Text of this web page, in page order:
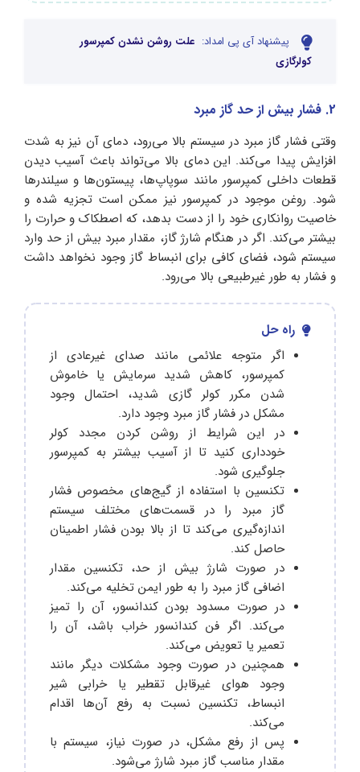
پیشنهاد آی پی امداد: علت روشن نشدن کمپرسور
کولرگازی
2. فشار بیش از حد گاز مبرد
وقتی فشار گاز مبرد در سیستم بالا می‌رود، دمای آن نیز به شدت
افزایش پیدا می‌کند. این دمای بالا می‌تواند باعث آسیب دیدن
قطعات داخلی کمپرسور مانند سوپاپ‌ها، پیستون‌ها و سیلندرها
شود. روغن موجود در کمپرسور نیز ممکن است تجزیه شده و
خاصیت روانکاری خود را از دست بدهد، که اصطکاک و حرارت را
بیشتر می‌کند. اگر در هنگام شارژ گاز، مقدار مبرد بیش از حد وارد
سیستم شود، فضای کافی برای انبساط گاز وجود نخواهد داشت
و فشار به طور غیرطبیعی بالا می‌رود.
راه حل
اگر متوجه علائمی مانند صدای غیرعادی از
کمپرسور، کاهش شدید سرمایش یا خاموش
شدن مکرر کولر گازی شدید، احتمال وجود
مشکل در فشار گاز مبرد وجود دارد.
در این شرایط از روشن کردن مجدد کولر
خودداری کنید تا از آسیب بیشتر به کمپرسور
جلوگیری شود.
تکنسین با استفاده از گیج‌های مخصوص فشار
گاز مبرد را در قسمت‌های مختلف سیستم
اندازه‌گیری می‌کند تا از بالا بودن فشار اطمینان
حاصل کند.
در صورت شارژ بیش از حد، تکنسین مقدار
اضافی گاز مبرد را به طور ایمن تخلیه می‌کند.
در صورت مسدود بودن کندانسور، آن را تمیز
می‌کند. اگر فن کندانسور خراب باشد، آن را
تعمیر یا تعویض می‌کند.
همچنین در صورت وجود مشکلات دیگر مانند
وجود هوای غیرقابل تقطیر یا خرابی شیر
انبساط، تکنسین نسبت به رفع آن‌ها اقدام
می‌کند.
پس از رفع مشکل، در صورت نیاز، سیستم با
مقدار مناسب گاز مبرد شارژ می‌شود.